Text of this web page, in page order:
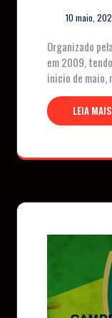
10 maio,
Organizado
em 2009,
inicio de maio,
LEIA MAIS